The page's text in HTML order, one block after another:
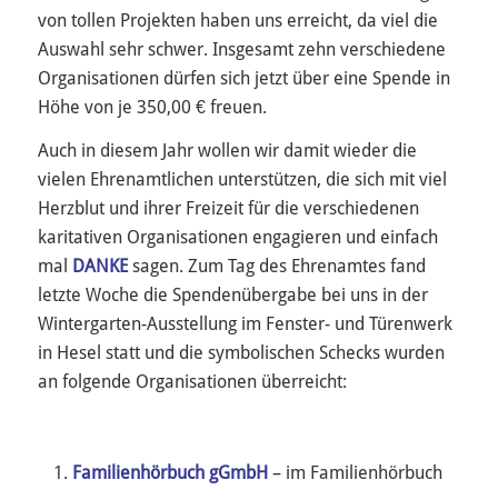
von tollen Projekten haben uns erreicht, da viel die
Auswahl sehr schwer. Insgesamt zehn verschiedene
Organisationen dürfen sich jetzt über eine Spende in
Höhe von je 350,00 € freuen.
Auch in diesem Jahr wollen wir damit wieder die
vielen Ehrenamtlichen unterstützen, die sich mit viel
Herzblut und ihrer Freizeit für die verschiedenen
karitativen Organisationen engagieren und einfach
mal DANKEsagen. Zum Tag des Ehrenamtes fand
letzte Woche die Spendenübergabe bei uns in der
Wintergarten-Ausstellung im Fenster- und Türenwerk
in Hesel statt und die symbolischen Schecks wurden
an folgende Organisationen überreicht:
Familienhörbuch gGmbH – im Familienhörbuch